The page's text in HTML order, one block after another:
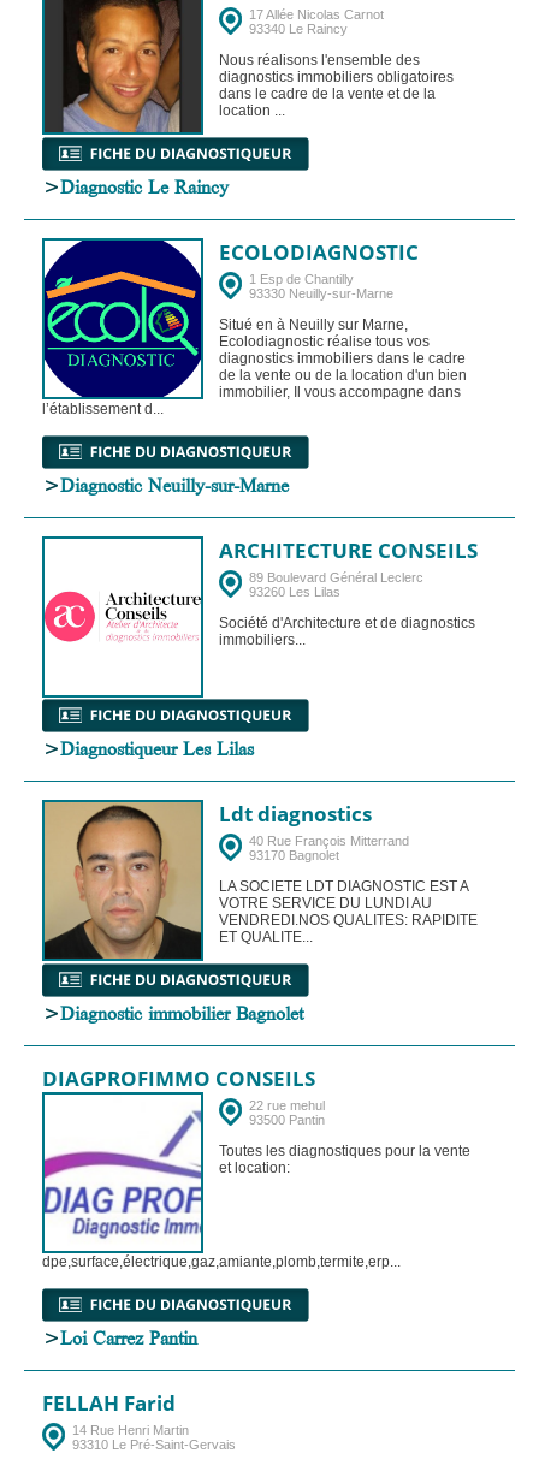
17 Allée Nicolas Carnot
93340 Le Raincy
Nous réalisons l'ensemble des
diagnostics immobiliers obligatoires
dans le cadre de la vente et de la
location ...
>Diagnostic Le Raincy
ECOLODIAGNOSTIC
1 Esp de Chantilly
93330 Neuilly-sur-Marne
Situé en à Neuilly sur Marne,
Ecolodiagnostic réalise tous vos
diagnostics immobiliers dans le cadre
de la vente ou de la location d'un bien
immobilier, Il vous accompagne dans
l’établissement d...
>Diagnostic Neuilly-sur-Marne
ARCHITECTURE CONSEILS
89 Boulevard Général Leclerc
93260 Les Lilas
Société d'Architecture et de diagnostics
immobiliers...
>Diagnostiqueur Les Lilas
Ldt diagnostics
40 Rue François Mitterrand
93170 Bagnolet
LA SOCIETE LDT DIAGNOSTIC EST A
VOTRE SERVICE DU LUNDI AU
VENDREDI.NOS QUALITES: RAPIDITE
ET QUALITE...
>Diagnostic immobilier Bagnolet
DIAGPROFIMMO CONSEILS
22 rue mehul
93500 Pantin
Toutes les diagnostiques pour la vente
et location:
dpe,surface,électrique,gaz,amiante,plomb,termite,erp...
>Loi Carrez Pantin
FELLAH Farid
14 Rue Henri Martin
93310 Le Pré-Saint-Gervais